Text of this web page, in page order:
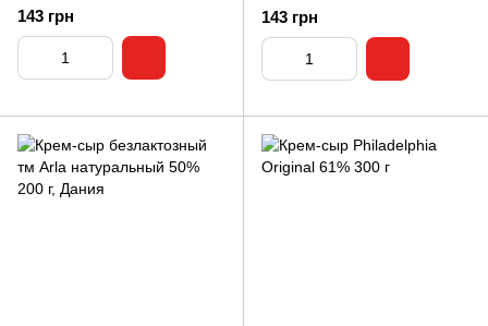
143 грн 143 грн